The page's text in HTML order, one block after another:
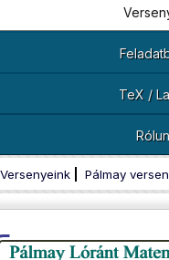
TeX /
Versenyeink Pálmay